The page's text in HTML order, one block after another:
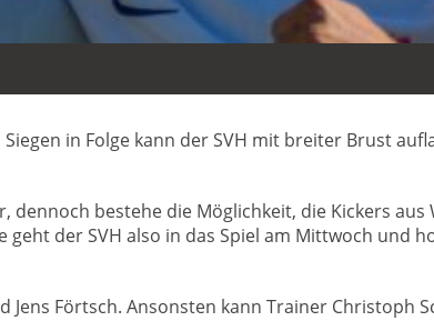
in Folge kann der SVH mit breiter Brust
bestehe die Möglichkeit, die Kickers aus
der SVH also in das Spiel am Mittwoch und
Jens Förtsch. Ansonsten kann Trainer Christoph